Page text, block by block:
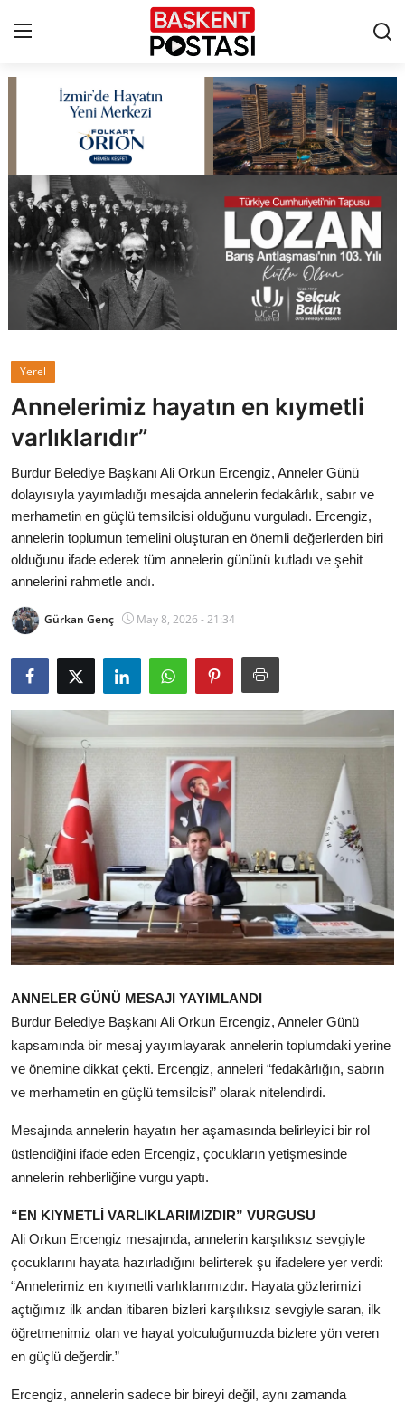
Çerez Politikası
Künye
Ankara
TBMM
Cumhurbaşkanlığı
Bakanlıklar
Siyasi Partiler
Mülki İdare
Toplum ve Yaşam
Sivil Toplum Kuruluşları
Resmi Reklamlar
Yerel
Annelerimiz hayatın en kıymetli
varlıklarıdır”
Burdur Belediye Başkanı Ali Orkun Ercengiz, Anneler Günü
dolayısıyla yayımladığı mesajda annelerin fedakârlık, sabır ve
merhametin en güçlü temsilcisi olduğunu vurguladı. Ercengiz,
annelerin toplumun temelini oluşturan en önemli değerlerden biri
olduğunu ifade ederek tüm annelerin gününü kutladı ve şehit
annelerini rahmetle andı.
Gürkan Genç May 8, 2026 - 21:34
ANNELER GÜNÜ MESAJI YAYIMLANDI
Burdur Belediye Başkanı Ali Orkun Ercengiz, Anneler Günü
kapsamında bir mesaj yayımlayarak annelerin toplumdaki yerine
ve önemine dikkat çekti. Ercengiz, anneleri “fedakârlığın, sabrın
ve merhametin en güçlü temsilcisi” olarak nitelendirdi.
Mesajında annelerin hayatın her aşamasında belirleyici bir rol
üstlendiğini ifade eden Ercengiz, çocukların yetişmesinde
annelerin rehberliğine vurgu yaptı.
“EN KIYMETLİ VARLIKLARIMIZDIR” VURGUSU
Ali Orkun Ercengiz mesajında, annelerin karşılıksız sevgiyle
çocuklarını hayata hazırladığını belirterek şu ifadelere yer verdi:
“Annelerimiz en kıymetli varlıklarımızdır. Hayata gözlerimizi
açtığımız ilk andan itibaren bizleri karşılıksız sevgiyle saran, ilk
öğretmenimiz olan ve hayat yolculuğumuzda bizlere yön veren
en güçlü değerdir.”
Ercengiz, annelerin sadece bir bireyi değil, aynı zamanda